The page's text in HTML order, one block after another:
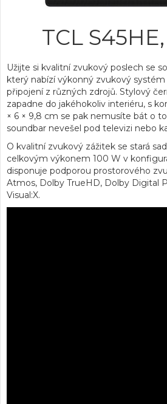
TCL
Užijte si kvalitní zvukový poslech se
který nabízívýkonný zvukový systém
připojeníz různých zdrojů. Stylový
zapadne do jakéhokoliv interiéru, s
× 6 × 9,8 cm se pak nemusíte bát o
soundbar nevešel pod televizi nebo
O kvalitní zvukový zážitek se stará
celkovým výkonem 100 W v
disponuje podporou prostorového
Atmos, Dolby TrueHD, Dolby Digital
Visual:X.